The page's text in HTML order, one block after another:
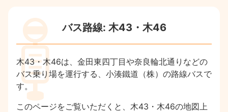
バス路線: 木43・木46
木43・木46は、金田東四丁目や奈良輪北通りなどの
バス乗り場を運行する、小湊鐵道（株）の路線バスで
す。
このページをご覧いただくと、木43・木46の地図上